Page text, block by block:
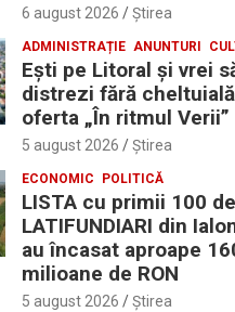
6 august 2026 Ştirea
ADMINISTRAȚIE ANUNTURI
Eşti pe Litoral şi vrei
distrezi fără
oferta „În ritmul Verii”
5 august 2026 Ştirea
ECONOMIC POLITICĂ
LISTA cu primii 100 de
LATIFUNDIARI din
au încasat aproape
milioane de RON
5 august 2026 Ştirea